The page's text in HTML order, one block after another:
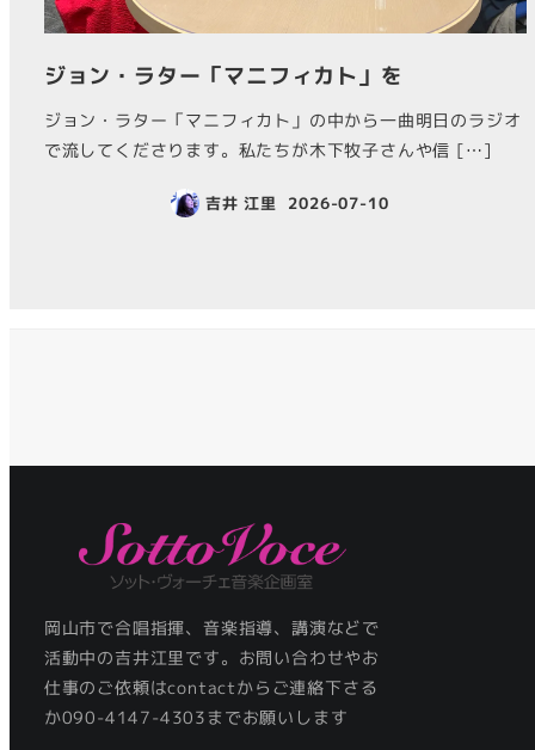
ジョン・ラター「マニフィカト」を
ジョン・ラター「マニフィカト」の中から一曲明日のラジオ
で流してくださります。私たちが木下牧子さんや信 […]
吉井 江里 2026-07-10
岡山市で合唱指揮、音楽指導、講演などで
活動中の吉井江里です。お問い合わせやお
仕事のご依頼はcontactからご連絡下さる
か090-4147-4303までお願いします